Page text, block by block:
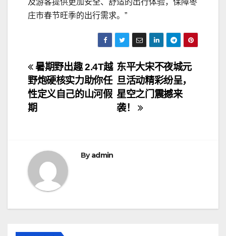
及游客提供更加安全、舒适的出行体验，保障枣
庄市春节旺季的出行需求。”
文
章
导
东平大宋不夜城元
旦活动精彩纷呈，
星空之门震撼来
袭！
暑期野出趣 2.4T越
野炮硬核实力助你任
性定义自己的山河假
期
Byadmin